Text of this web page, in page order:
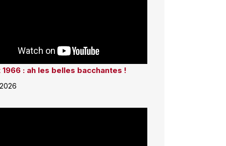
1966 : ah les belles bacchantes !